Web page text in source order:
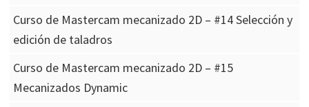
Curso de Mastercam mecanizado 2D – #14 Selección y
edición de taladros
Curso de Mastercam mecanizado 2D – #15
Mecanizados Dynamic